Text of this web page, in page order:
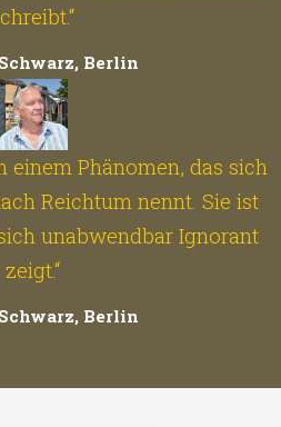
Berlin
einem Phänomen, das sich
Reichtum nennt. Sie ist
unabwendbar Ignorant
zeigt.“
Berlin